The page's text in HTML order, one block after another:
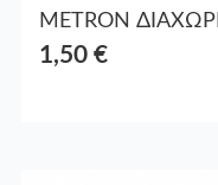
1,50 €